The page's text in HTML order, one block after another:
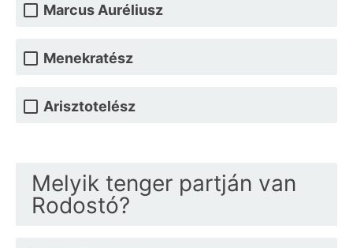
Marcus Auréliusz
Menekratész
Arisztotelész
Melyik tenger partján van
Rodostó?